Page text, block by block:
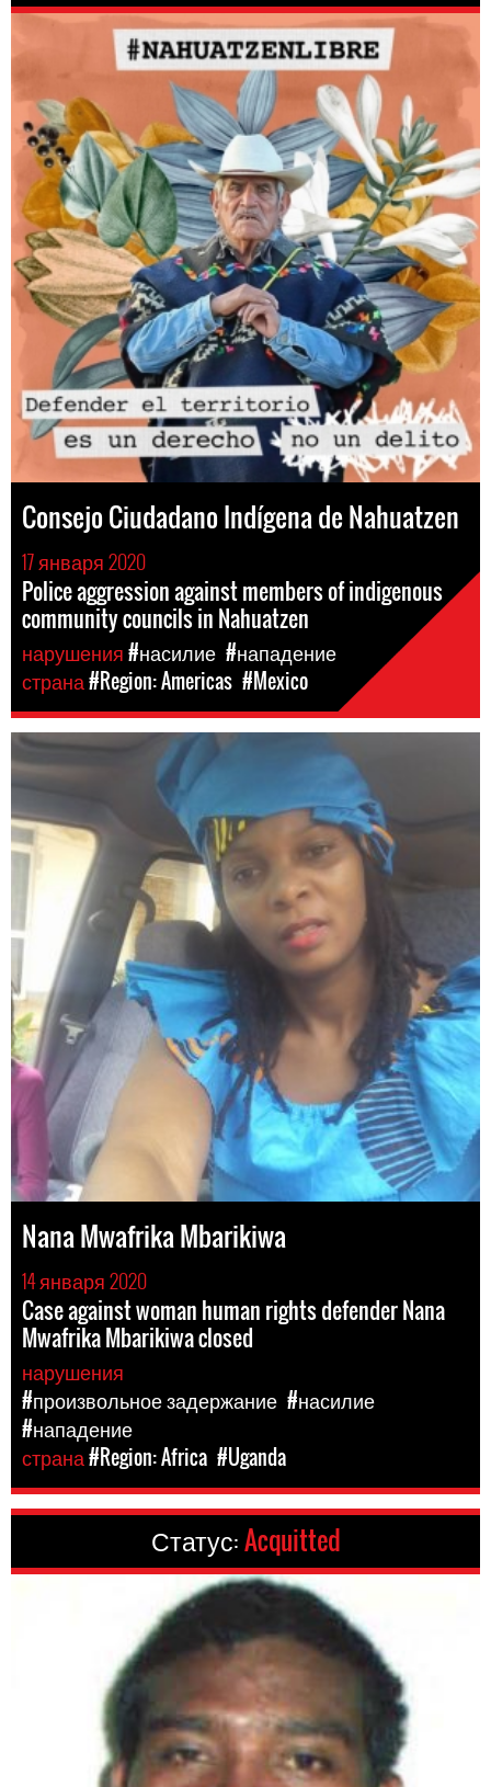
Consejo Ciudadano Indígena de Nahuatzen
17 января 2020
Police aggression against members of indigenous
community councils in Nahuatzen
нарушения#насилие #нападение
страна#Region: Americas #Mexico
Nana Mwafrika Mbarikiwa
14 января 2020
Case against woman human rights defender Nana
Mwafrika Mbarikiwa closed
нарушения
#произвольное задержание #насилие
#нападение
страна#Region: Africa #Uganda
Статус:Acquitted